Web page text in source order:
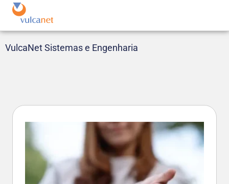
VulcaNet Sistemas e Engenharia